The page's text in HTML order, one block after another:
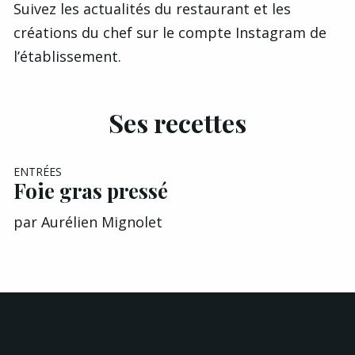
Suivez les actualités du restaurant et les
créations du chef sur le compte Instagram de
l’établissement.
Ses recettes
ENTRÉES
Foie gras pressé
par Aurélien Mignolet